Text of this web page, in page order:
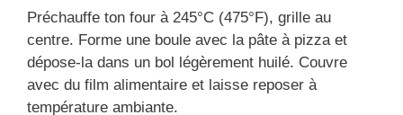
Préchauffe ton four à 245°C (475°F), grille au
centre. Forme une boule avec la pâte à pizza et
dépose-la dans un bol légèrement huilé. Couvre
avec du film alimentaire et laisse reposer à
température ambiante.